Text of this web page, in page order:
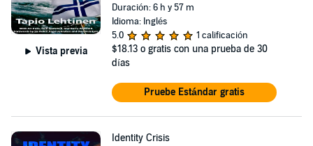
Vista previa
Duración: 6 h y 57 m
Idioma: Inglés
5.0
1 calificación
$18.13 o gratis con una prueba de 30
días
Pruebe Estándar gratis
Identity Crisis